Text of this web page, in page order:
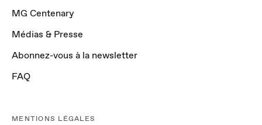
MG Centenary
Médias & Presse
Abonnez-vous à la newsletter
FAQ
MENTIONS LÉGALES